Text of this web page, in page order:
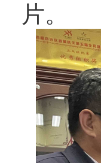
片。